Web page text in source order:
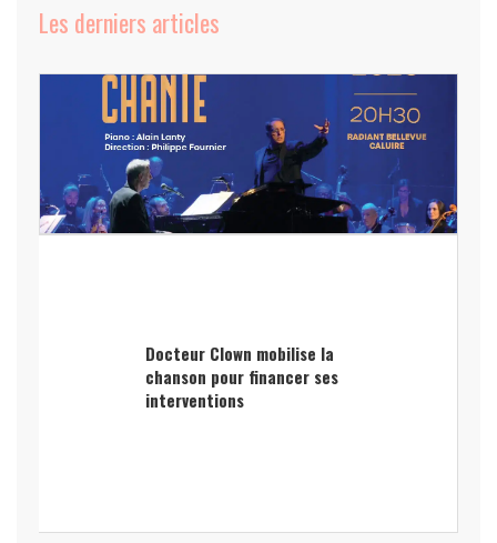
Les derniers articles
Docteur Clown mobilise la
chanson pour financer ses
interventions